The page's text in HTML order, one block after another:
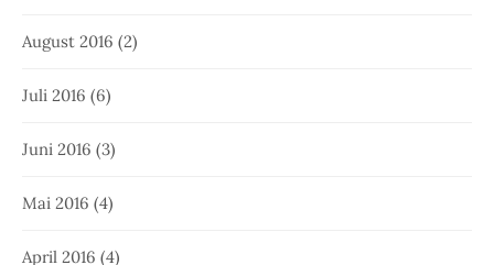
August 2016 (2)
Juli 2016 (6)
Juni 2016 (3)
Mai 2016 (4)
April 2016 (4)